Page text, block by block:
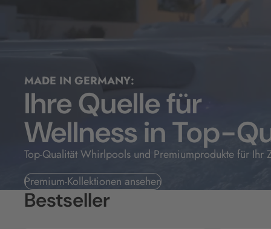
MADE IN GERMANY:
Ihre Quelle für
Wellness in Top-
Top-Qualität Whirlpools und Premiumprodukte für Ihr
Premium-Kollektionen ansehen
Bestseller